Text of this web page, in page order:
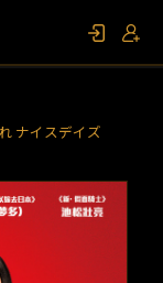
ナイスデイズ